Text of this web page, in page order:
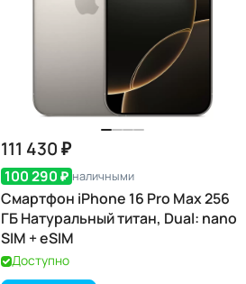
111 430 ₽
100 290 ₽ наличными
Смартфон iPhone 16 Pro Max 256
ГБ Натуральный титан, Dual: nano
SIM + eSIM
Доступно